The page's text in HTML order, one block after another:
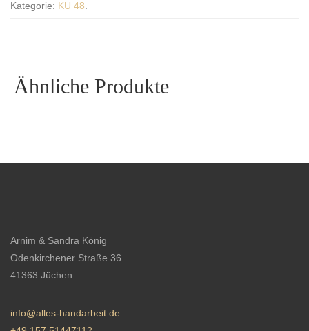
Kategorie: KU 48
Ähnliche Produkte
Arnim & Sandra König
Odenkirchener Straße 36
41363 Jüchen
info@alles-handarbeit.de